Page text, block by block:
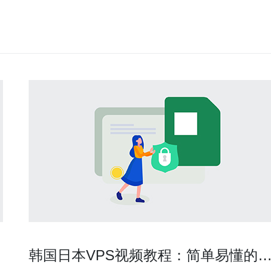
韩国日本VPS视频教程：简单易懂的指